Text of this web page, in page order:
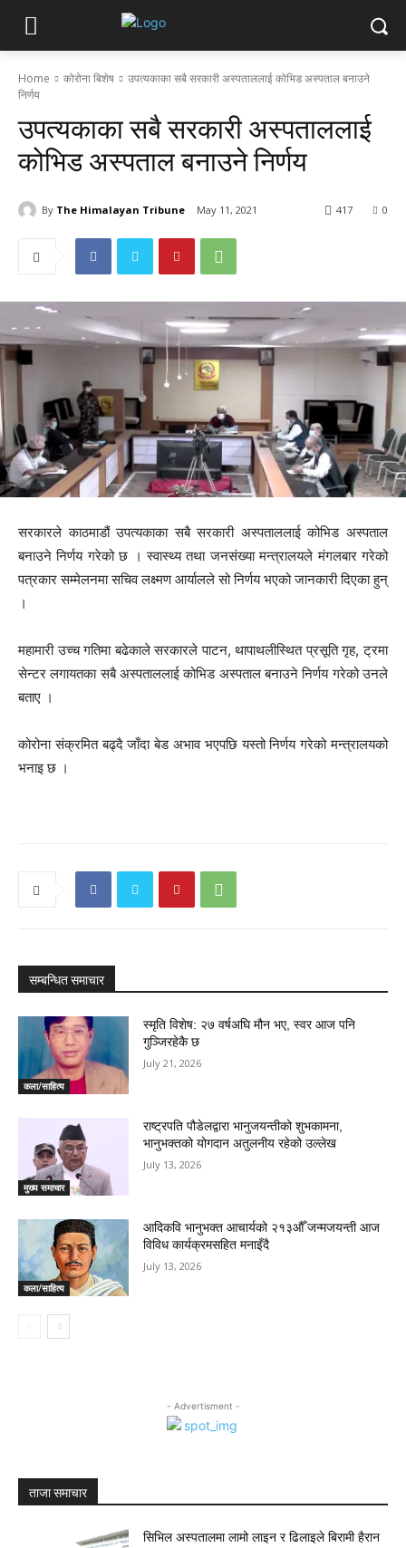
Home कोरोना बिशेष
उपत्यकाका सबै सरकारी अस्पताललाई कोभिड अस्पताल बनाउने
निर्णय
उपत्यकाका सबै सरकारी अस्पताललाई
कोभिड अस्पताल बनाउने निर्णय
By The Himalayan Tribune May 11, 2021 0
417
सरकारले काठमाडौं उपत्यकाका सबै सरकारी अस्पताललाई कोभिड अस्पताल
बनाउने निर्णय गरेको छ । स्वास्थ्य तथा जनसंख्या मन्त्रालयले मंगलबार गरेको
पत्रकार सम्मेलनमा सचिव लक्ष्मण आर्यालले सो निर्णय भएको जानकारी दिएका हुन्
।
महामारी उच्च गतिमा बढेकाले सरकारले पाटन, थापाथलीस्थित प्रसूति गृह, ट्रमा
सेन्टर लगायतका सबै अस्पताललाई कोभिड अस्पताल बनाउने निर्णय गरेको उनले
बताए ।
कोरोना संक्रमित बढ्दै जाँदा बेड अभाव भएपछि यस्तो निर्णय गरेको मन्त्रालयको
भनाइ छ ।
सम्बन्धित समाचार
कला/साहित्य
स्मृति विशेष: २७ वर्षअघि मौन भए, स्वर आज पनि
गुञ्जिरहेकै छ
July 21, 2026
मुख्य समाचार
राष्ट्रपति पौडेलद्वारा भानुजयन्तीको शुभकामना,
भानुभक्तको योगदान अतुलनीय रहेको उल्लेख
July 13, 2026
कला/साहित्य
आदिकवि भानुभक्त आचार्यको २१३औँ जन्मजयन्ती आज
विविध कार्यक्रमसहित मनाइँदै
July 13, 2026
- Advertisment -
ताजा समाचार
सिभिल अस्पतालमा लामो लाइन र ढिलाइले बिरामी हैरान